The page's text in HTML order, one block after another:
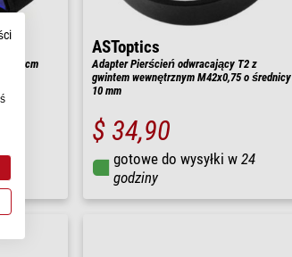
40cm
24
ASToptics
Adapter Pierścień odwracający T2 z
gwintem wewnętrznym M42x0,75 o średnicy
10 mm
$ 34,90
gotowe do wysyłki w 24
godziny